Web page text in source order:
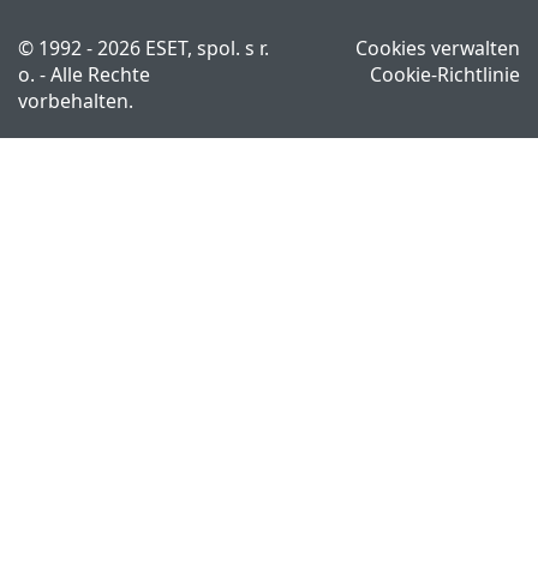
© 1992 - 2026 ESET, spol. s r.
o. - Alle Rechte
vorbehalten.
Cookies verwalten
Cookie-Richtlinie